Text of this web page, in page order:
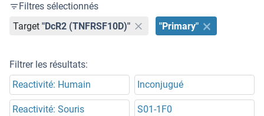
Filtres sélectionnés
Target "DcR2 (TNFRSF10D)" "Primary"
Filtrer les résultats:
Reactivité: Humain
Inconjugué
Reactivité: Souris S01-1F0